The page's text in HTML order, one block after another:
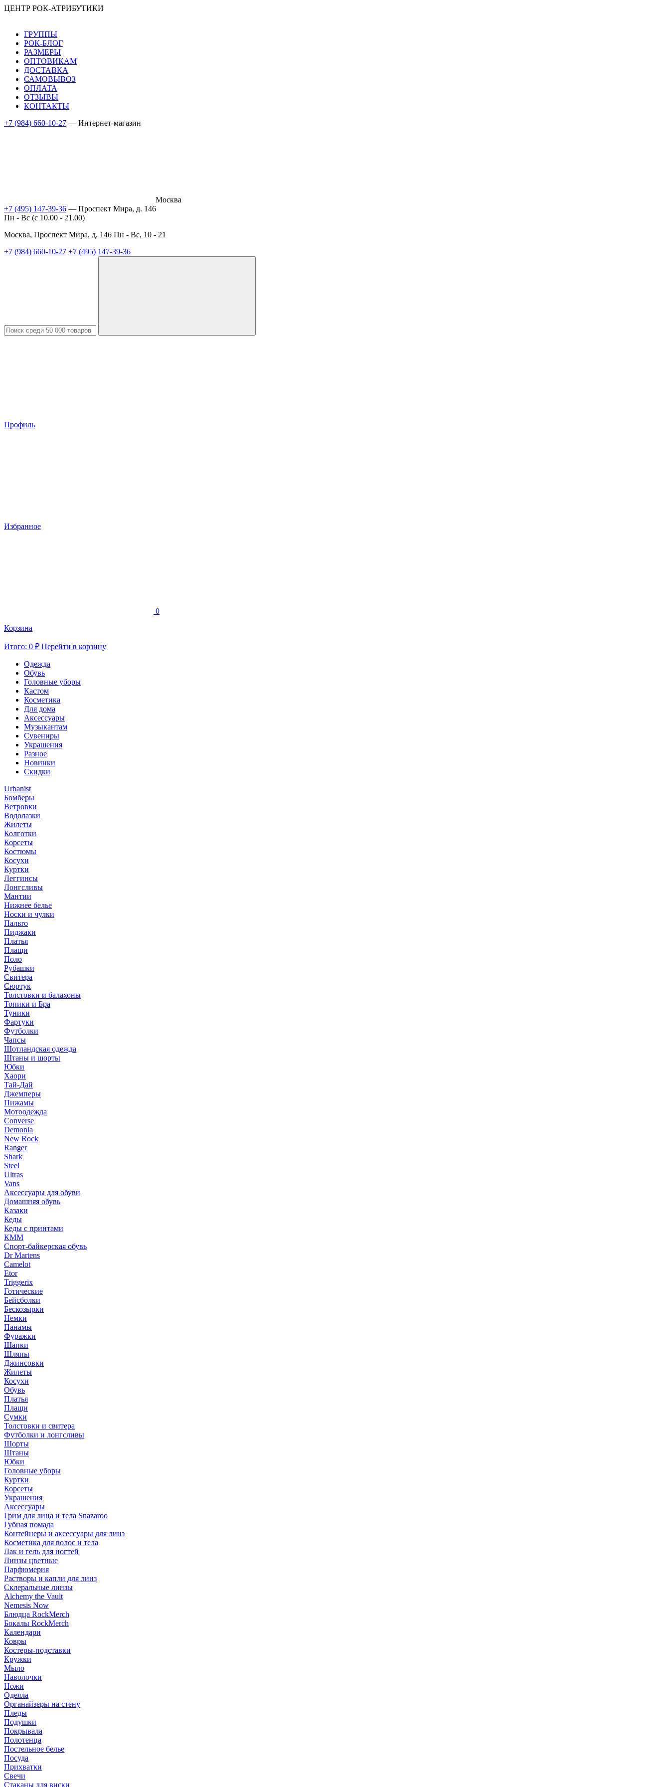
ЦЕНТР РОК-АТРИБУТИКИ
ГРУППЫ
РОК-БЛОГ
РАЗМЕРЫ
ОПТОВИКАМ
ДОСТАВКА
САМОВЫВОЗ
ОПЛАТА
ОТЗЫВЫ
КОНТАКТЫ
+7 (984) 660-10-27 — Интернет-магазин
Москва
+7 (495) 147-39-36 — Проспект Мира, д. 146
Пн - Вс (c 10.00 - 21.00)
Москва, Проспект Мира, д. 146 Пн - Вс, 10 - 21
+7 (984) 660-10-27 +7 (495) 147-39-36
Профиль
Избранное
0
Корзина
Итого: 0 ₽ Перейти в корзину
Одежда
Обувь
Головные уборы
Кастом
Косметика
Для дома
Аксессуары
Музыкантам
Сувениры
Украшения
Разное
Новинки
Скидки
Urbanist
Бомберы
Ветровки
Водолазки
Жилеты
Колготки
Корсеты
Костюмы
Косухи
Куртки
Леггинсы
Лонгсливы
Мантии
Нижнее белье
Носки и чулки
Пальто
Пиджаки
Платья
Плащи
Поло
Рубашки
Свитера
Сюртук
Толстовки и балахоны
Топики и Бра
Туники
Фартуки
Футболки
Чапсы
Шотландская одежда
Штаны и шорты
Юбки
Хаори
Тай-Дай
Джемперы
Пижамы
Мотоодежда
Converse
Demonia
New Rock
Ranger
Shark
Steel
Ultras
Vans
Аксессуары для обуви
Домашняя обувь
Казаки
Кеды
Кеды с принтами
КММ
Спорт-байкерская обувь
Dr Martens
Camelot
Etor
Triggerix
Готические
Бейсболки
Бескозырки
Немки
Панамы
Фуражки
Шапки
Шляпы
Джинсовки
Жилеты
Косухи
Обувь
Платья
Плащи
Сумки
Толстовки и свитера
Футболки и лонгсливы
Шорты
Штаны
Юбки
Головные уборы
Куртки
Корсеты
Украшения
Аксессуары
Грим для лица и тела Snazaroo
Губная помада
Контейнеры и аксессуары для линз
Косметика для волос и тела
Лак и гель для ногтей
Линзы цветные
Парфюмерия
Растворы и капли для линз
Склеральные линзы
Alchemy the Vault
Nemesis Now
Блюдца RockMerch
Бокалы RockMerch
Календари
Ковры
Костеры-подставки
Кружки
Мыло
Наволочки
Ножи
Одеяла
Органайзеры на стену
Пледы
Подушки
Покрывала
Полотенца
Постельное белье
Посуда
Прихватки
Свечи
Стаканы для виски